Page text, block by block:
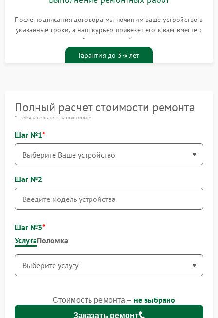
После подписания договора мы починим ваше устройство в
указанные сроки, а наш курьер привезет его к вам вместе с
гарантийным талоном бесплатно
Гарантия до 3-х лет
Полный расчет стоимости ремонта
* – обязательно к заполнению
Шаг №1
Шаг №2
Шаг №3
УслугаПоломка
Заказать ремонт
Стоимость ремонта – не выбрано